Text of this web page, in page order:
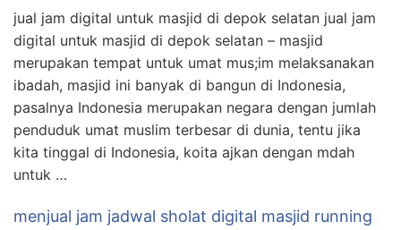
jual jam digital untuk masjid di depok selatan jual jam
digital untuk masjid di depok selatan – masjid
merupakan tempat untuk umat mus;im melaksanakan
ibadah, masjid ini banyak di bangun di Indonesia,
pasalnya Indonesia merupakan negara dengan jumlah
penduduk umat muslim terbesar di dunia, tentu jika
kita tinggal di Indonesia, koita ajkan dengan mdah
untuk …
menjual jam jadwal sholat digital masjid running